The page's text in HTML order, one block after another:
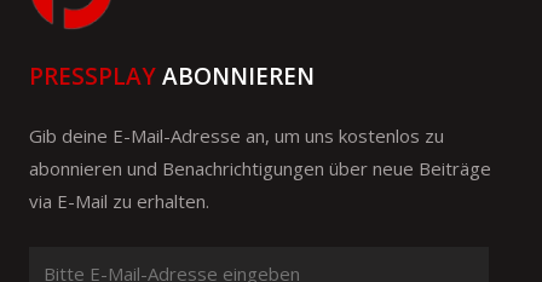
PRESSPLAYABONNIEREN
Gib deine E-Mail-Adresse an, um uns kostenlos zu
abonnieren und Benachrichtigungen über neue Beiträge
via E-Mail zu erhalten.